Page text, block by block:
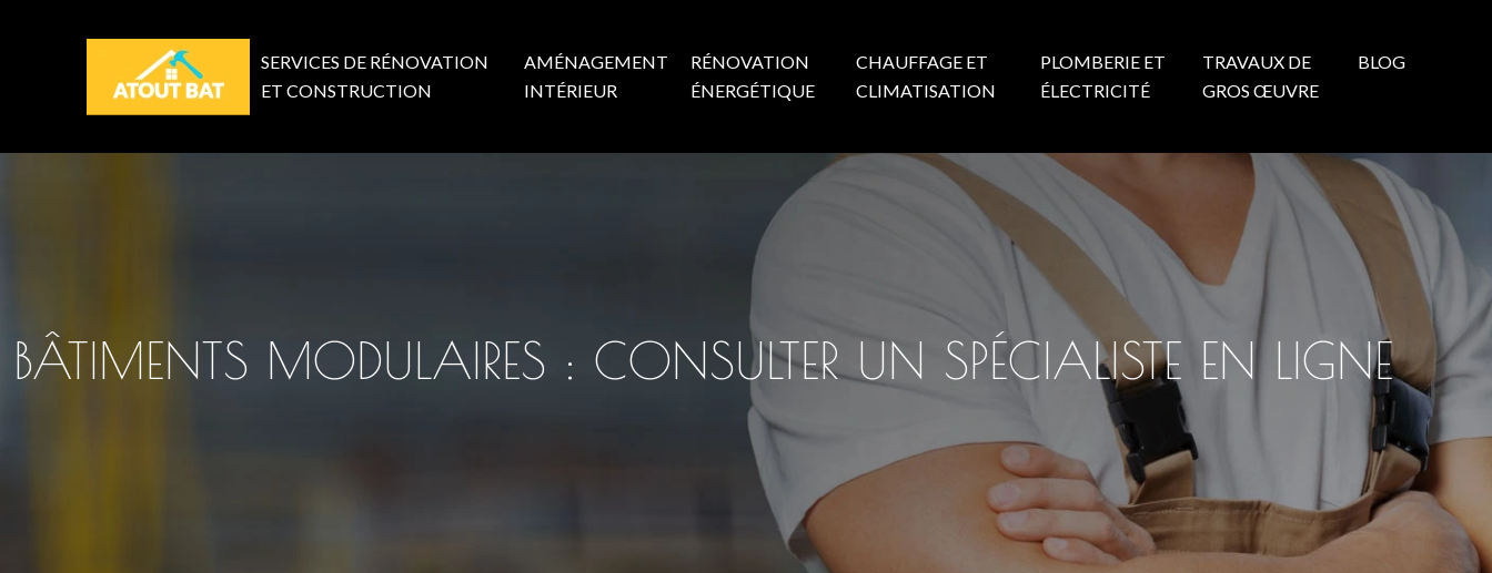
SERVICES DE RÉNOVATION
ET CONSTRUCTION
AMÉNAGEMENT
INTÉRIEUR
RÉNOVATION
ÉNERGÉTIQUE
CHAUFFAGE ET
CLIMATISATION
PLOMBERIE ET
ÉLECTRICITÉ
TRAVAUX DE
GROS ŒUVRE
BLOG
BÂTIMENTS MODULAIRES : CONSULTER UN SPÉCIALISTE EN LIGNE